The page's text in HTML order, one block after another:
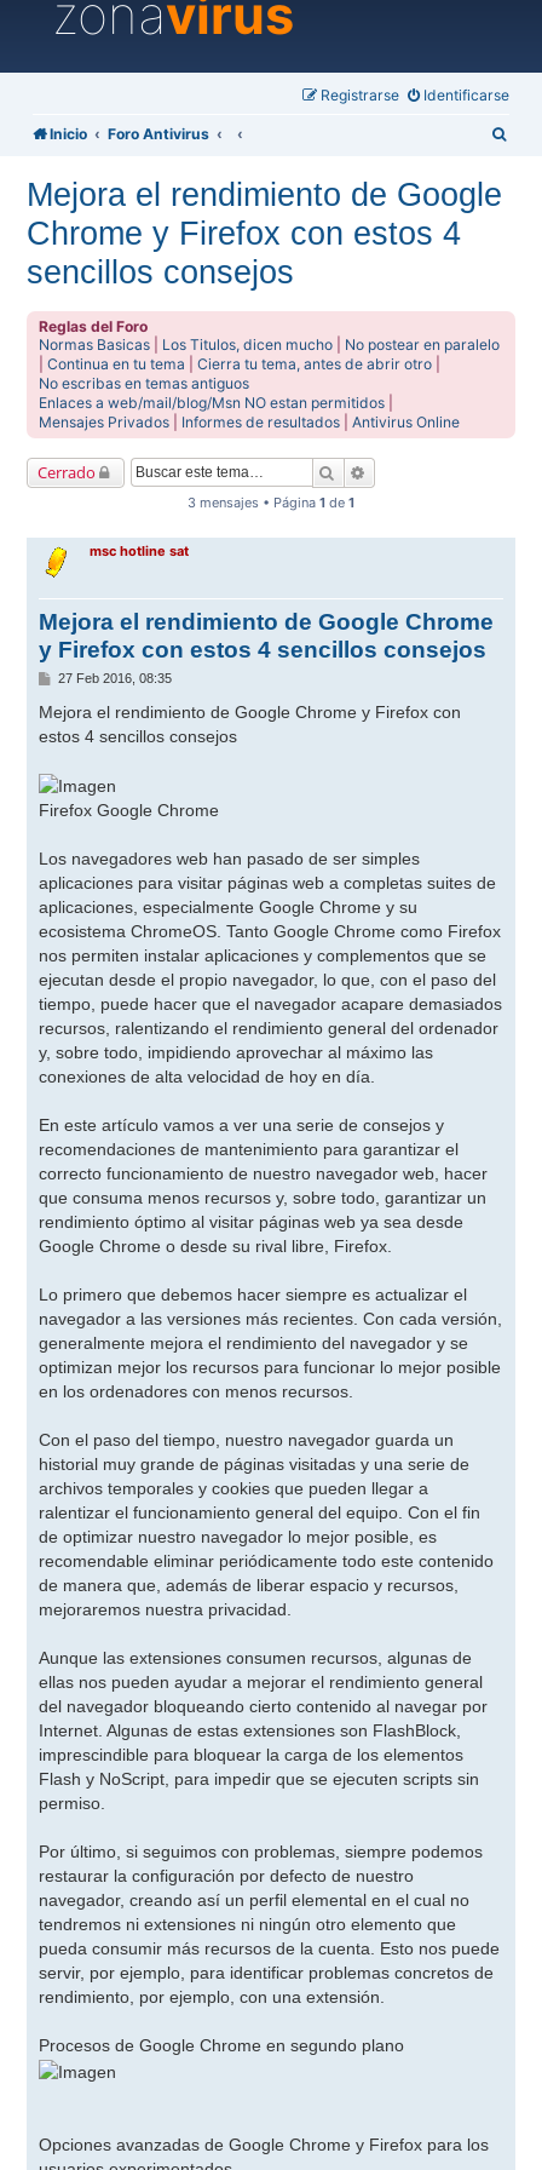
zonavirus
Identificarse
Registrarse
Inicio Foro Antivirus
Mejora el rendimiento de Google
Chrome y Firefox con estos 4
sencillos consejos
Reglas del Foro
Normas Basicas
Los Titulos, dicen mucho
No postear en paralelo
|Continua en tu tema |Cierra tu tema, antes de abrir otro
No escribas en temas antiguos
Enlaces a web/mail/blog/Msn NO estan permitidos
Mensajes Privados
Informes de resultados |Antivirus Online
Cerrado Buscar
3 mensajes • Página 1 de 1
msc hotline sat
Mejora el rendimiento de Google Chrome
y Firefox con estos 4 sencillos consejos
M
n
a
e
27 Feb 2016, 08:35
Mejora el rendimiento de Google Chrome y Firefox con
estos 4 sencillos consejos
Firefox Google Chrome
Los navegadores web han pasado de ser simples
aplicaciones para visitar páginas web a completas suites de
aplicaciones, especialmente Google Chrome y su
ecosistema ChromeOS. Tanto Google Chrome como Firefox
nos permiten instalar aplicaciones y complementos que se
ejecutan desde el propio navegador, lo que, con el paso del
tiempo, puede hacer que el navegador acapare demasiados
recursos, ralentizando el rendimiento general del ordenador
y, sobre todo, impidiendo aprovechar al máximo las
conexiones de alta velocidad de hoy en día.
En este artículo vamos a ver una serie de consejos y
recomendaciones de mantenimiento para garantizar el
correcto funcionamiento de nuestro navegador web, hacer
que consuma menos recursos y, sobre todo, garantizar un
rendimiento óptimo al visitar páginas web ya sea desde
Google Chrome o desde su rival libre, Firefox.
Lo primero que debemos hacer siempre es actualizar el
navegador a las versiones más recientes. Con cada versión,
generalmente mejora el rendimiento del navegador y se
optimizan mejor los recursos para funcionar lo mejor posible
en los ordenadores con menos recursos.
Con el paso del tiempo, nuestro navegador guarda un
historial muy grande de páginas visitadas y una serie de
archivos temporales y cookies que pueden llegar a
ralentizar el funcionamiento general del equipo. Con el fin
de optimizar nuestro navegador lo mejor posible, es
recomendable eliminar periódicamente todo este contenido
de manera que, además de liberar espacio y recursos,
mejoraremos nuestra privacidad.
Aunque las extensiones consumen recursos, algunas de
ellas nos pueden ayudar a mejorar el rendimiento general
del navegador bloqueando cierto contenido al navegar por
Internet. Algunas de estas extensiones son FlashBlock,
imprescindible para bloquear la carga de los elementos
Flash y NoScript, para impedir que se ejecuten scripts sin
permiso.
Por último, si seguimos con problemas, siempre podemos
restaurar la configuración por defecto de nuestro
navegador, creando así un perfil elemental en el cual no
tendremos ni extensiones ni ningún otro elemento que
pueda consumir más recursos de la cuenta. Esto nos puede
servir, por ejemplo, para identificar problemas concretos de
rendimiento, por ejemplo, con una extensión.
Procesos de Google Chrome en segundo plano
Opciones avanzadas de Google Chrome y Firefox para los